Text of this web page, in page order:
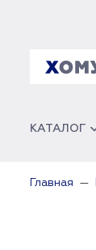
КАТАЛОГ
Главная